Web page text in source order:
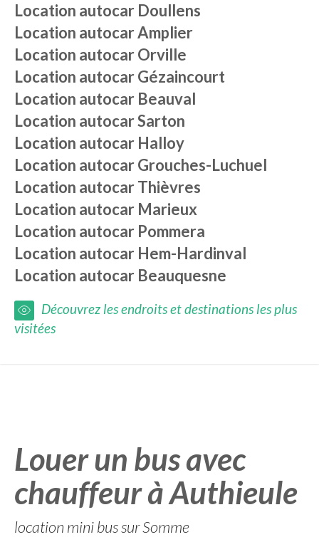
Location autocar Doullens
Location autocarAmplier
Location autocarOrville
Location autocarGézaincourt
Location autocar Beauval
Location autocarSarton
Location autocar Halloy
Location autocarGrouches-Luchuel
Location autocarThièvres
Location autocar Marieux
Location autocar Pommera
Location autocar Hem-Hardinval
Location autocar Beauquesne
Découvrez les endroits et destinations les plus
visitées
Louer un bus avec
chauffeur à Authieule
location mini bus sur Somme